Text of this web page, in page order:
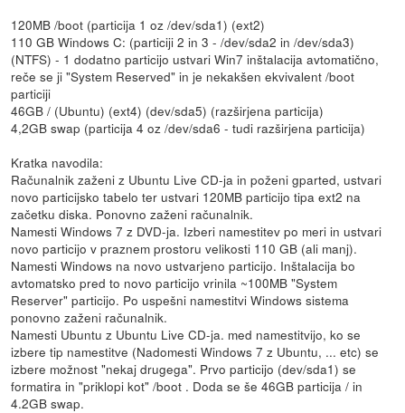
120MB /boot (particija 1 oz /dev/sda1) (ext2)
110 GB Windows C: (particiji 2 in 3 - /dev/sda2 in /dev/sda3)
(NTFS) - 1 dodatno particijo ustvari Win7 inštalacija avtomatično,
reče se ji "System Reserved" in je nekakšen ekvivalent /boot
particiji
46GB / (Ubuntu) (ext4) (dev/sda5) (razširjena particija)
4,2GB swap (particija 4 oz /dev/sda6 - tudi razširjena particija)
Kratka navodila:
Računalnik zaženi z Ubuntu Live CD-ja in poženi gparted, ustvari
novo particijsko tabelo ter ustvari 120MB particijo tipa ext2 na
začetku diska. Ponovno zaženi računalnik.
Namesti Windows 7 z DVD-ja. Izberi namestitev po meri in ustvari
novo particijo v praznem prostoru velikosti 110 GB (ali manj).
Namesti Windows na novo ustvarjeno particijo. Inštalacija bo
avtomatsko pred to novo particijo vrinila ~100MB "System
Reserver" particijo. Po uspešni namestitvi Windows sistema
ponovno zaženi računalnik.
Namesti Ubuntu z Ubuntu Live CD-ja. med namestitvijo, ko se
izbere tip namestitve (Nadomesti Windows 7 z Ubuntu, ... etc) se
izbere možnost "nekaj drugega". Prvo particijo (dev/sda1) se
formatira in "priklopi kot" /boot . Doda se še 46GB particija / in
4.2GB swap.